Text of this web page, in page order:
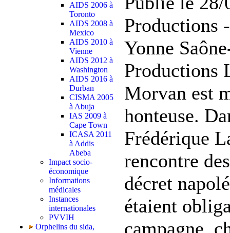
AIDS 2006 à
Toronto
AIDS 2008 à
Mexico
AIDS 2010 à
Vienne
AIDS 2012 à
Washington
AIDS 2016 à
Durban
CISMA 2005
à Abuja
IAS 2009 à
Cape Town
ICASA 2011
à Addis
Abeba
Impact socio-
économique
Informations
médicales
Instances
internationales
PVVIH
Orphelins du sida,
Productions
Yonne
Productions
Morvan est
honteuse.
Frédérique
rencontre
décret
étaient
campagne,